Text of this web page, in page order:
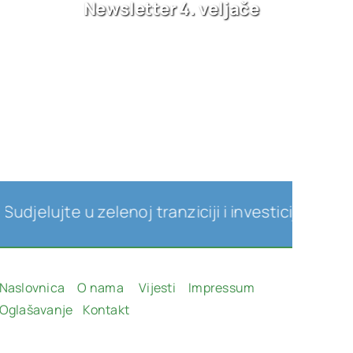
Newsletter 4. veljače
u zelenoj tranziciji i investicijama u
Naslovnica O nama Vijesti
Impressum
Oglašavanje
Kontakt